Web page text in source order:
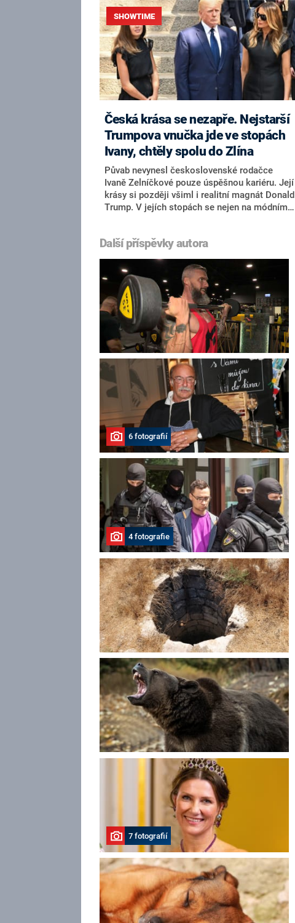
SHOWTIME
Česká krása se nezapře. Nejstarší
Trumpova vnučka jde ve stopách
Ivany, chtěly spolu do Zlína
Půvab nevynesl československé rodačce
Ivaně Zelníčkové pouze úspěšnou kariéru. Její
krásy si později všiml i realitní magnát Donald
Trump. V jejích stopách se nejen na módním
patnáctileté Kai Madison se stává
nepřehlédnutelná žena, která rozhodně
nezapře své geny. Své babičce se nápadně
podobá jak zevnějškem, tak i zájmem o sport.
I proto Kai na nedávném pohřbu pronesla
krátkou řeč a neudržela slzy. Chtěla s
babičkou vyrazit do Česka.
Další příspěvky autora
6 fotografií
4 fotografie
7 fotografií